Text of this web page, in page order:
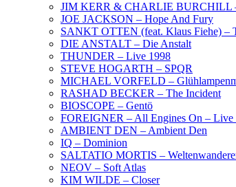
JIM KERR & CHARLIE BURCHILL –
JOE JACKSON – Hope And Fury
SANKT OTTEN (feat. Klaus Fiehe) –
DIE ANSTALT – Die Anstalt
THUNDER – Live 1998
STEVE HOGARTH – SPQR
MICHAEL VORFELD –
RASHAD BECKER – The Incident
BIOSCOPE – Gentö
FOREIGNER – All Engines On – Live
AMBIENT DEN – Ambient Den
IQ – Dominion
SALTATIO MORTIS –
NEOV – Soft Atlas
KIM WILDE – Closer